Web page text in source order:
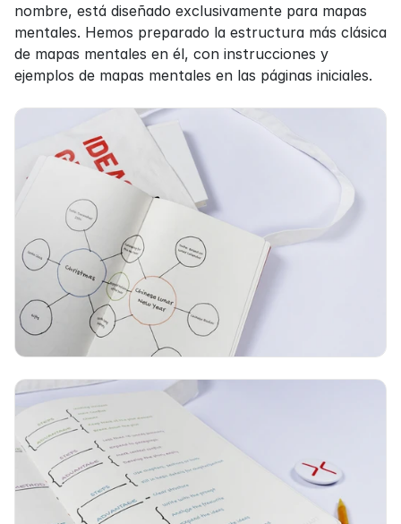
nombre, está diseñado exclusivamente para mapas
mentales. Hemos preparado la estructura más clásica
de mapas mentales en él, con instrucciones y
ejemplos de mapas mentales en las páginas iniciales.